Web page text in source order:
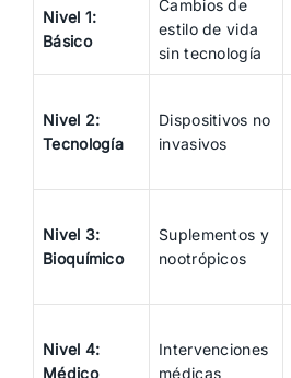
Nivel 1:
Básico
Cambios de
estilo de vida
sin tecnología
Nivel 2:
Tecnología
Dispositivos no
invasivos
Nivel 3:
Bioquímico
Suplementos y
nootrópicos
Nivel 4:
Médico
Intervenciones
médicas